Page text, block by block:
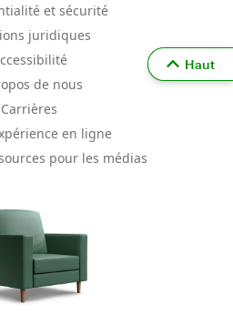
et sécurité
juridiques
de nous
Carrières
en ligne
pour les médias
Haut